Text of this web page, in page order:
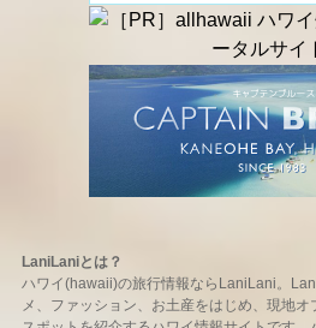
LaniLaniとは？
ハワイ(hawaii)の旅行情報ならLaniLani。
メ、ファッション、お土産をはじめ、現地